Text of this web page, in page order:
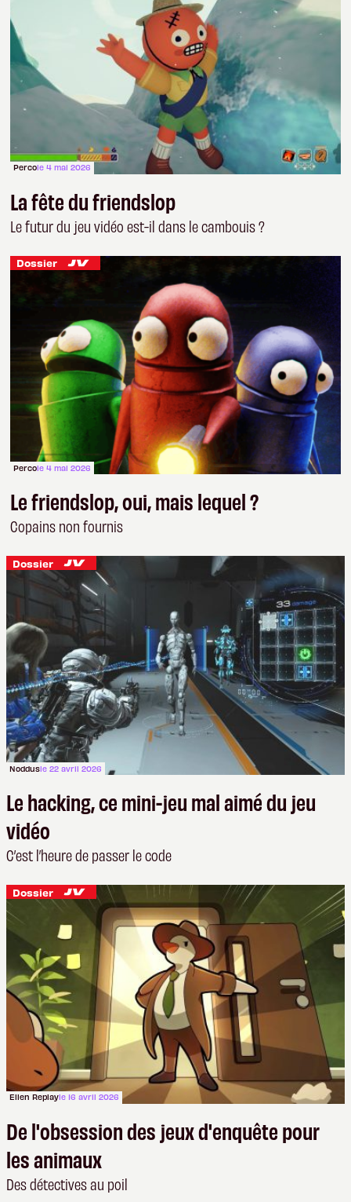
Percole 4 mai 2026
La fête du friendslop
Le futur du jeu vidéo est-il dans le cambouis ?
Dossier
Percole 4 mai 2026
Le friendslop, oui, mais lequel ?
Copains non fournis
Dossier
Noddusle 22 avril 2026
Le hacking, ce mini-jeu mal aimé du jeu
vidéo
C’est l’heure de passer le code
Dossier
Ellen Replayle 16 avril 2026
De l'obsession des jeux d'enquête pour
les animaux
Des détectives au poil